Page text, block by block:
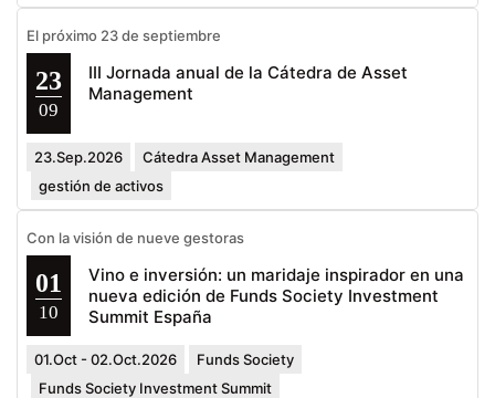
El próximo 23 de septiembre
23
09
III Jornada anual de la Cátedra de Asset
Management
23.Sep.2026
Cátedra Asset Management
gestión de activos
Con la visión de nueve gestoras
01
10
Vino e inversión: un maridaje inspirador en una
nueva edición de Funds Society Investment
Summit España
01.Oct - 02.Oct.2026
Funds Society
Funds Society Investment Summit